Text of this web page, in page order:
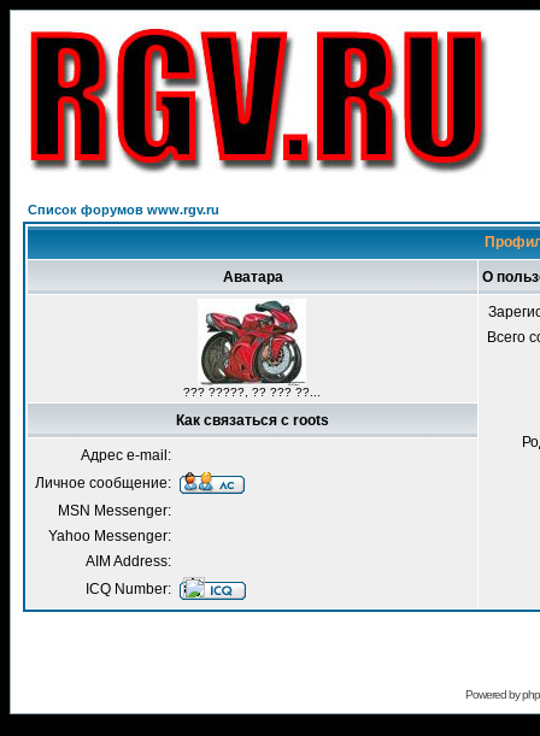
Список форумов www.rgv.ru
Аватара О
??? ?????, ?? ??? ??...
Всего
Как связаться с roots
Адрес e-mail:
Личное сообщение:
MSN Messenger:
Yahoo Messenger:
AIM Address:
ICQ Number:
Powered by